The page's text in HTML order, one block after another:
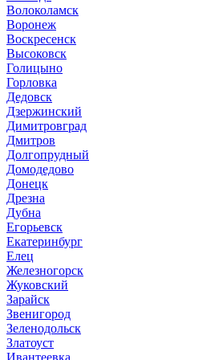
Волоколамск
Воронеж
Воскресенск
Высоковск
Голицыно
Горловка
Дедовск
Дзержинский
Димитровград
Дмитров
Долгопрудный
Домодедово
Донецк
Дрезна
Дубна
Егорьевск
Екатеринбург
Елец
Железногорск
Жуковский
Зарайск
Звенигород
Зеленодольск
Златоуст